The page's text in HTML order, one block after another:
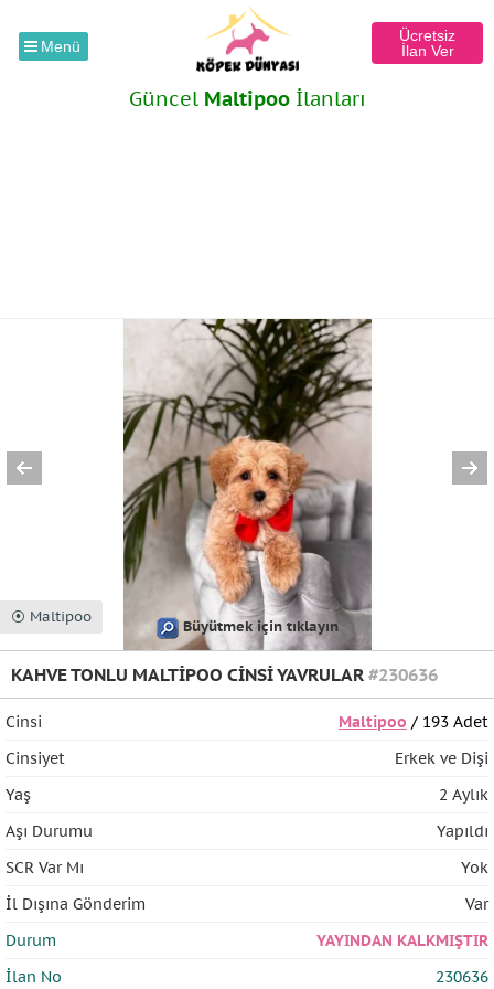
Menü
Ücretsiz
İlan Ver
Güncel Maltipooİlanları
⦿ Maltipoo
Büyütmek için tıklayın
KAHVE TONLU MALTİPOO CİNSİ YAVRULAR #230636
Cinsi Maltipoo / 193 Adet
Cinsiyet
Erkek ve Dişi
Yaş
2 Aylık
Aşı Durumu
Yapıldı
SCR Var Mı
Yok
İl Dışına Gönderim
Var
Durum
YAYINDAN KALKMIŞTIR
İlan No
230636